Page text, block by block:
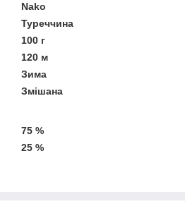
Nako
Туреччина
100 г
120 м
Зима
Змішана
75 %
25 %